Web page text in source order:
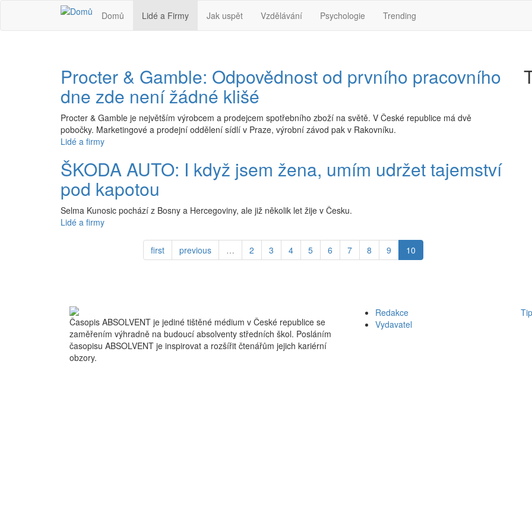
Přejít k hlavnímu obsahu
Domů
Lidé a Firmy Jak uspět Vzdělávání Psychologie Trending
Procter & Gamble: Odpovědnost od prvního pracovního
dne zde není žádné klišé
Procter & Gamble je největším výrobcem a prodejcem spotřebního zboží na světě. V České republice má dvě
pobočky. Marketingové a prodejní oddělení sídlí v Praze, výrobní závod pak v Rakovníku.
Lidé a firmy
ŠKODA AUTO: I když jsem žena, umím udržet tajemství
pod kapotou
Selma Kunosic pochází z Bosny a Hercegoviny, ale již několik let žije v Česku.
Lidé a firmy
first previous … 2 3 4 5 6 7 8 9 10
Časopis ABSOLVENT je jediné tištěné médium v České republice se
zaměřením výhradně na budoucí absolventy středních škol. Posláním
časopisu ABSOLVENT je inspirovat a rozšířit čtenářům jejich kariérní
obzory.
Redakce
Vydavatel